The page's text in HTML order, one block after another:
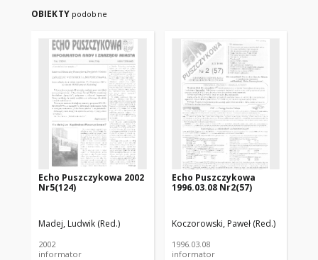
OBIEKTY podobne
Echo Puszczykowa 2002
Nr5(124)
Madej, Ludwik (Red.)
2002
informator
Echo Puszczykowa
1996.03.08 Nr2(57)
Koczorowski, Paweł (Red.)
1996.03.08
informator